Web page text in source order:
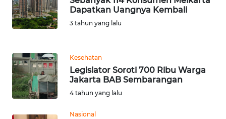
Dapatkan Uangnya Kembali
3 tahun yang lalu
Kesehatan
Legislator Soroti 700 Ribu Warga
Jakarta BAB Sembarangan
4 tahun yang lalu
Nasional
JAMBI
WN
NTB